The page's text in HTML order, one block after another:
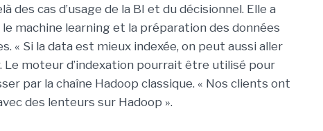
des cas d’usage de la BI et du décisionnel. Elle a
le machine learning et la préparation des données
« Si la data est mieux indexée, on peut aussi aller
Le moteur d’indexation pourrait être utilisé pour
par la chaîne Hadoop classique. « Nos clients ont
des lenteurs sur Hadoop ».